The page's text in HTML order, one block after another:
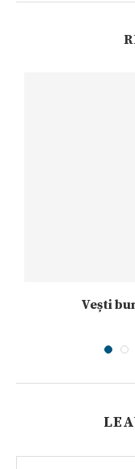
Vești